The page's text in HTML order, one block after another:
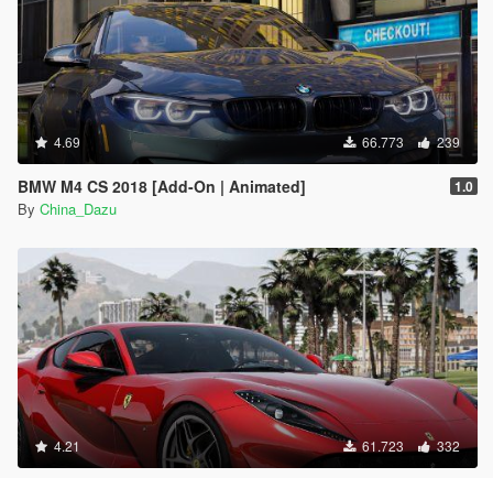
4.69 66.773 239
BMW M4 CS 2018 [Add-On | Animated] 1.0
By China_Dazu
4.21 61.723 332